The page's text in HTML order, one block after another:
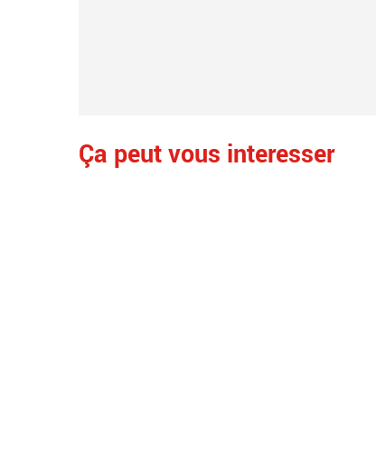
Ça peut vous interesser